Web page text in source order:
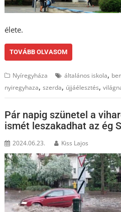
élete.
TOVÁBB OLVASOM
Nyíregyháza általános iskola,
nyiregyhaza,szerda, újjáélesztés,
Pár napig szünetel a
ismét leszakadhat az ég
2024.06.23. Kiss Lajos